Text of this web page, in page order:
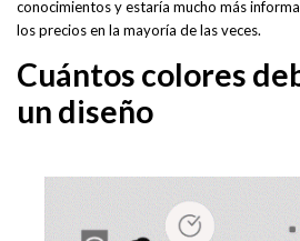
conocimientos y estaría mucho más
los precios en la mayoría de las veces.
Cuántos colores
un diseño